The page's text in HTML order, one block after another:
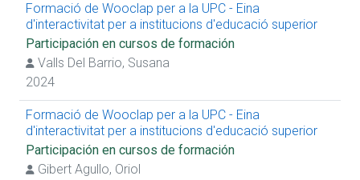
Formació de Wooclap per a la UPC - Eina
d'interactivitat per a institucions d'educació superior
Participación en cursos de formación
Valls Del Barrio, Susana
2024
Formació de Wooclap per a la UPC - Eina
d'interactivitat per a institucions d'educació superior
Participación en cursos de formación
Gibert Agullo, Oriol